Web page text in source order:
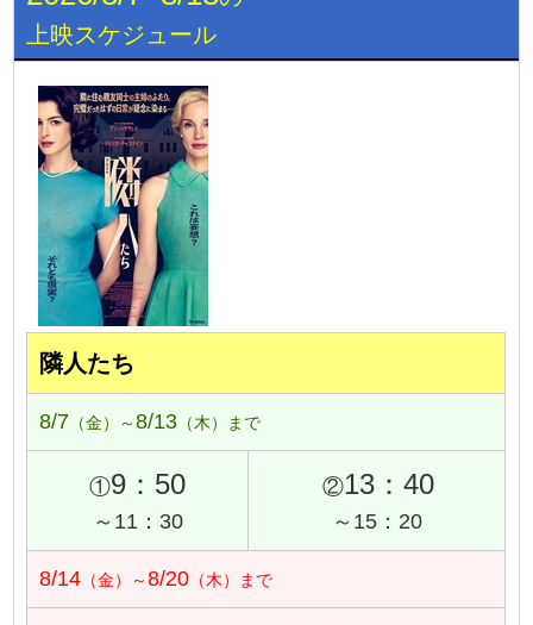
上映スケジュール
隣人たち
8/7 （金）～8/13 （木）まで
①9：50
～11：30
②13：40
～15：20
8/14 （金）～8/20 （木）まで